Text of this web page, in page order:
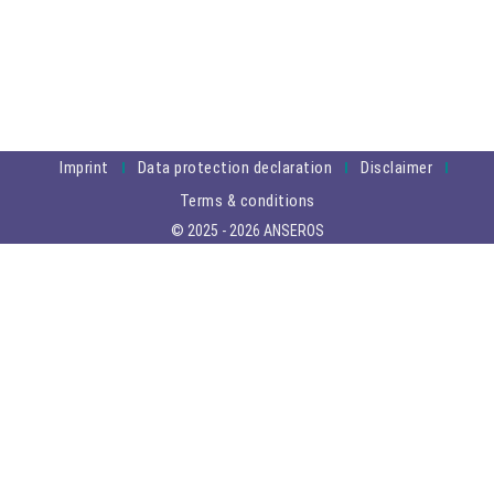
Imprint Data protection declaration
Disclaimer
Terms & conditions
© 2025 - 2026 ANSEROS